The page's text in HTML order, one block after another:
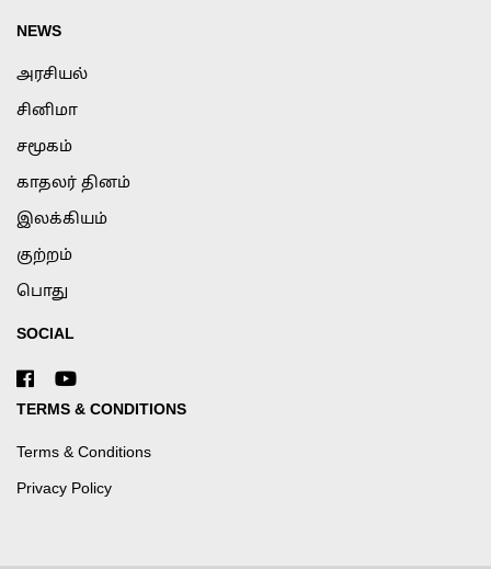
NEWS
அரசியல்
சினிமா
சமூகம்
காதலர் தினம்
இலக்கியம்
குற்றம்
பொது
SOCIAL
TERMS & CONDITIONS
Terms & Conditions
Privacy Policy